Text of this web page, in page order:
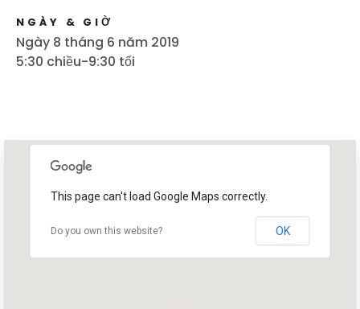
NGÀY & GIỜ
Ngày 8 tháng 6 năm 2019
5:30 chiều-9:30 tối
This page can't load Google Maps correctly.
Do you own this website? OK